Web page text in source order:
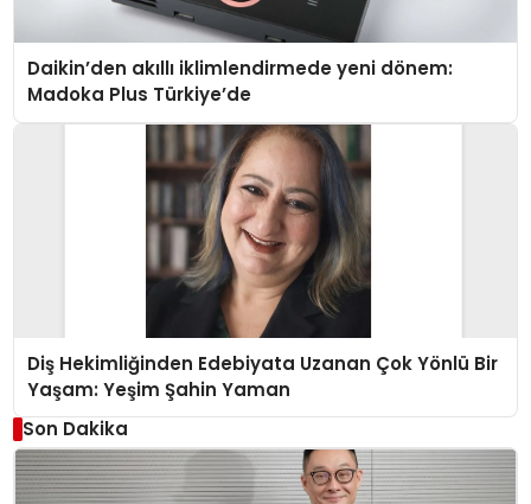
Daikin’den akıllı iklimlendirmede yeni dönem:
Madoka Plus Türkiye’de
Diş Hekimliğinden Edebiyata Uzanan Çok Yönlü Bir
Yaşam: Yeşim Şahin Yaman
Son Dakika